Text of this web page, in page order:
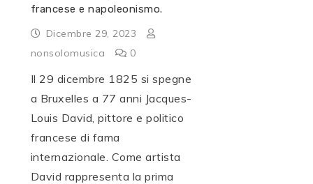
francese e napoleonismo.
Dicembre 29, 2023
nonsolomusica
0
Il 29 dicembre 1825 si spegne
a Bruxelles a 77 anni Jacques-
Louis David, pittore e politico
francese di fama
internazionale. Come artista
David rappresenta la prima